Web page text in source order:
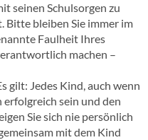
seinen Schulsorgen zu
Bitte bleiben Sie immer im
Faulheit Ihres
machen –
gilt: Jedes Kind, auch wenn
erfolgreich sein und den
Sie sich nie persönlich
mit dem Kind